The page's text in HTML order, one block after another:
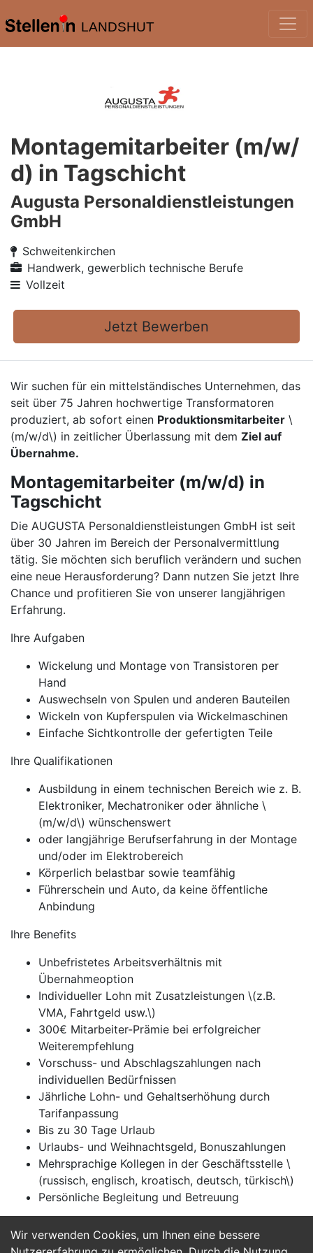
LANDSHUT
Wir verwenden Cookies, um Ihnen eine bessere
Montagemitarbeiter (m/w/
d) in Tagschicht
Augusta Personaldienstleistungen
GmbH
Schweitenkirchen
Handwerk, gewerblich technische Berufe
Vollzeit
Jetzt Bewerben
Wir suchen für ein mittelständisches Unternehmen, das
seit über 75 Jahren hochwertige Transformatoren
produziert, ab sofort einen Produktionsmitarbeiter \
(m/w/d\) in zeitlicher Überlassung mit dem Ziel auf
Übernahme.
Montagemitarbeiter (m/w/d) in
Tagschicht
Die AUGUSTA Personaldienstleistungen GmbH ist seit
über 30 Jahren im Bereich der Personalvermittlung
tätig. Sie möchten sich beruflich verändern und suchen
eine neue Herausforderung? Dann nutzen Sie jetzt Ihre
Chance und profitieren Sie von unserer langjährigen
Erfahrung.
Ihre Aufgaben
Wickelung und Montage von Transistoren per
Hand
Auswechseln von Spulen und anderen Bauteilen
Wickeln von Kupferspulen via Wickelmaschinen
Einfache Sichtkontrolle der gefertigten Teile
Ihre Qualifikationen
Ausbildung in einem technischen Bereich wie z. B.
Elektroniker, Mechatroniker oder ähnliche \
(m/w/d\) wünschenswert
oder langjährige Berufserfahrung in der Montage
und/oder im Elektrobereich
Körperlich belastbar sowie teamfähig
Führerschein und Auto, da keine öffentliche
Anbindung
Ihre Benefits
Unbefristetes Arbeitsverhältnis mit
Übernahmeoption
Individueller Lohn mit Zusatzleistungen \(z.B.
VMA, Fahrtgeld usw.\)
300€ Mitarbeiter-Prämie bei erfolgreicher
Weiterempfehlung
Vorschuss- und Abschlagszahlungen nach
individuellen Bedürfnissen
Jährliche Lohn- und Gehaltserhöhung durch
Tarifanpassung
Bis zu 30 Tage Urlaub
Urlaubs- und Weihnachtsgeld, Bonuszahlungen
Mehrsprachige Kollegen in der Geschäftsstelle \
(russisch, englisch, kroatisch, deutsch, türkisch\)
Persönliche Begleitung und Betreuung
Jetzt Bewerben